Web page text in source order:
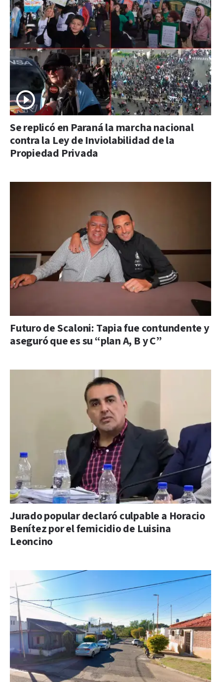
Se replicó en Paraná la marcha nacional
contra la Ley de Inviolabilidad de la
Propiedad Privada
Futuro de Scaloni: Tapia fue contundente y
aseguró que es su “plan A, B y C”
Jurado popular declaró culpable a Horacio
Benítez por el femicidio de Luisina
Leoncino